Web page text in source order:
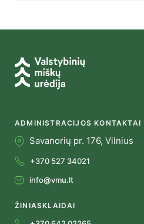
ADMINISTRACIJOS KONTAKTAI
Savanorių pr. 176, Vilnius
+370 527 34021
info@vmu.lt
ŽINIASKLAIDAI